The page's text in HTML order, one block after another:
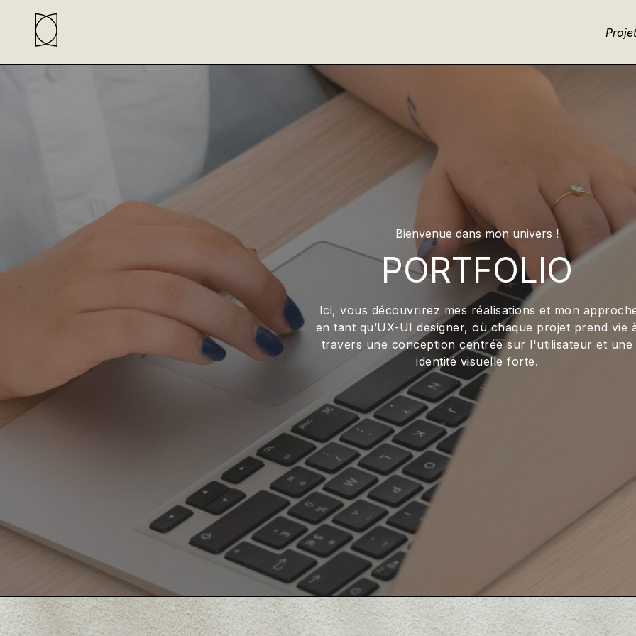
Bienvenue dans mon univers !
PORTFOLIO
Ici, vous découvrirez mes réalisations et mon
en tant qu’UX-UI designer, où chaque projet prend vie
travers une conception centrée sur l'utilisateur et une
identité visuelle forte.